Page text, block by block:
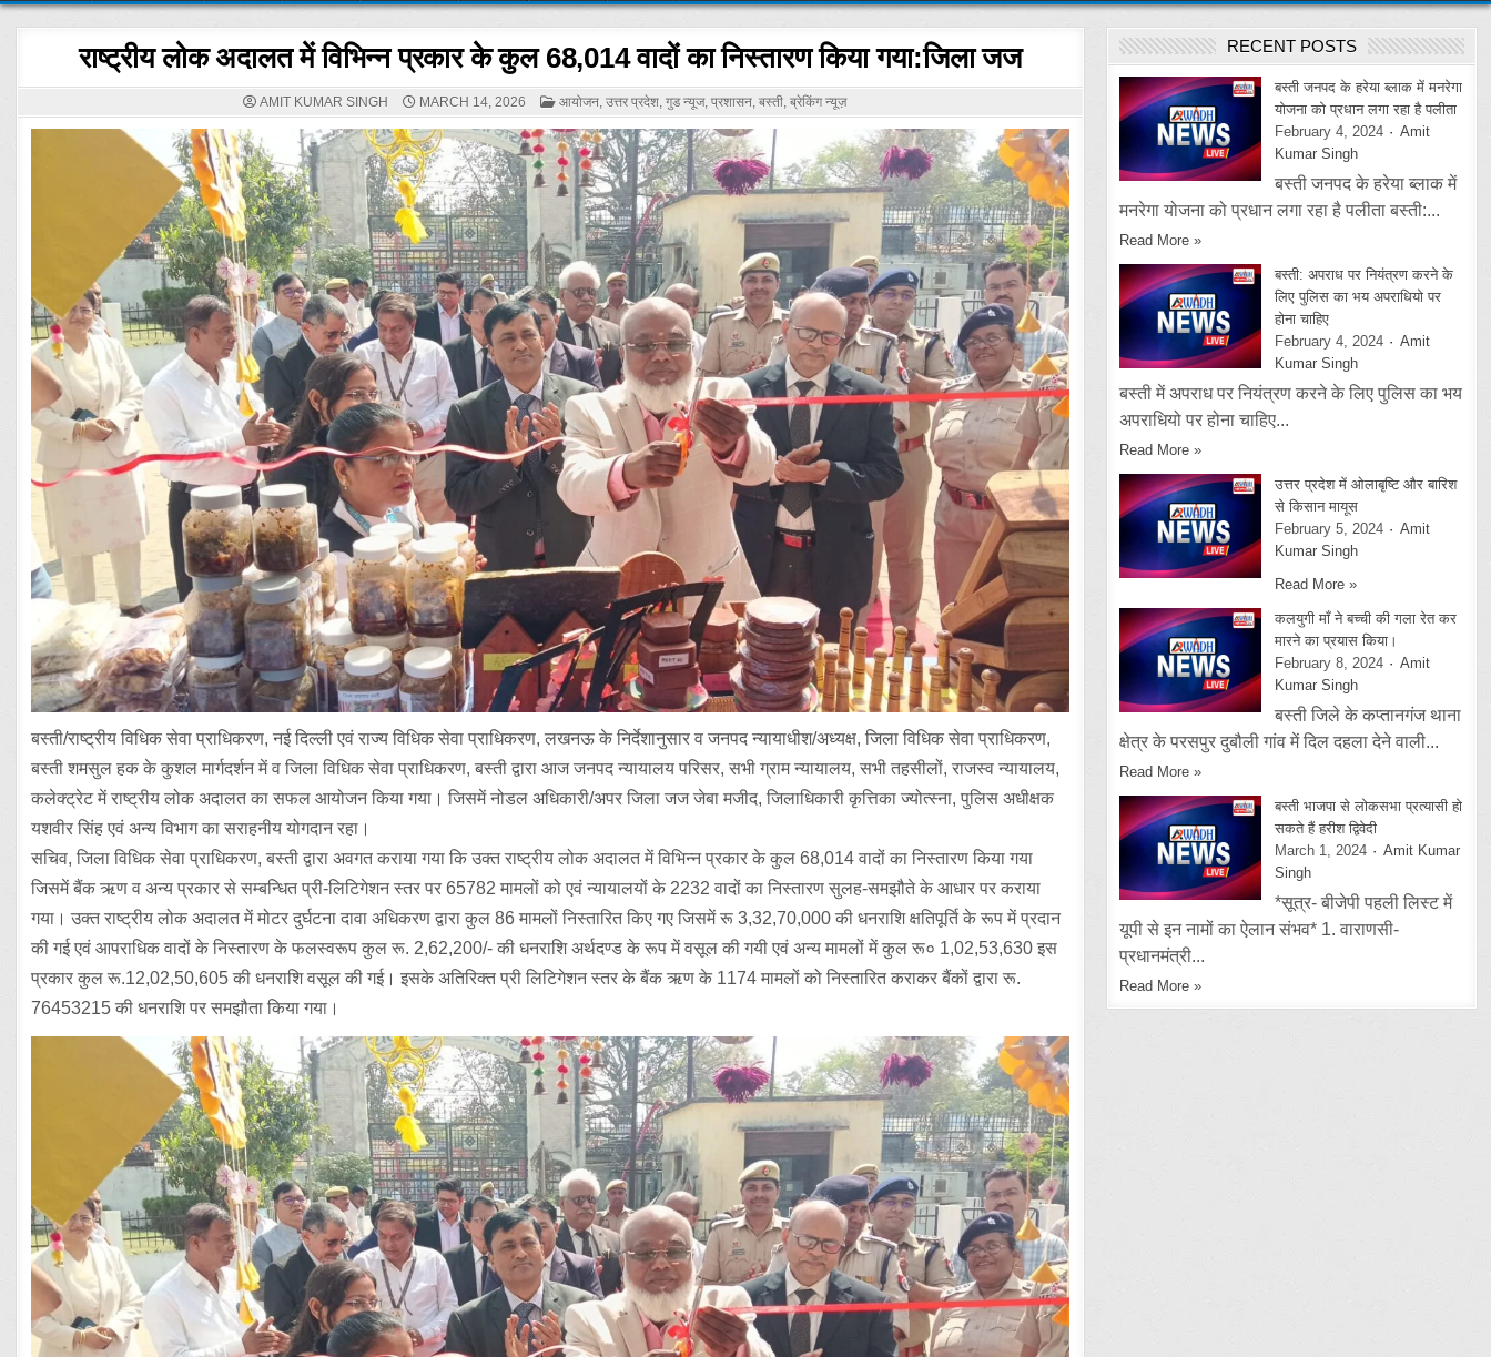
राष्ट्रीय लोक अदालत में विभिन्न प्रकार के कुल 68,014 वादों का निस्तारण किया गया:जिला जज
AMIT KUMAR SINGH MARCH 14, 2026
POSTED
IN
आयोजन, उत्तर प्रदेश, गुड न्यूज, प्रशासन, बस्ती, ब्रेकिंग न्यूज़
बस्ती/राष्ट्रीय विधिक सेवा प्राधिकरण, नई दिल्ली एवं राज्य विधिक सेवा प्राधिकरण, लखनऊ के निर्देशानुसार व जनपद न्यायाधीश/अध्यक्ष, जिला विधिक सेवा प्राधिकरण,
बस्ती शमसुल हक के कुशल मार्गदर्शन में व जिला विधिक सेवा प्राधिकरण, बस्ती द्वारा आज जनपद न्यायालय परिसर, सभी ग्राम न्यायालय, सभी तहसीलों, राजस्व न्यायालय,
कलेक्ट्रेट में राष्ट्रीय लोक अदालत का सफल आयोजन किया गया। जिसमें नोडल अधिकारी/अपर जिला जज जेबा मजीद, जिलाधिकारी कृत्तिका ज्योत्स्ना, पुलिस अधीक्षक
यशवीर सिंह एवं अन्य विभाग का सराहनीय योगदान रहा।
सचिव, जिला विधिक सेवा प्राधिकरण, बस्ती द्वारा अवगत कराया गया कि उक्त राष्ट्रीय लोक अदालत में विभिन्न प्रकार के कुल 68,014 वादों का निस्तारण किया गया
जिसमें बैंक ऋण व अन्य प्रकार से सम्बन्धित प्री-लिटिगेशन स्तर पर 65782 मामलों को एवं न्यायालयों के 2232 वादों का निस्तारण सुलह-समझौते के आधार पर कराया
गया। उक्त राष्ट्रीय लोक अदालत में मोटर दुर्घटना दावा अधिकरण द्वारा कुल 86 मामलों निस्तारित किए गए जिसमें रू 3,32,70,000 की धनराशि क्षतिपूर्ति के रूप में प्रदान
की गई एवं आपराधिक वादों के निस्तारण के फलस्वरूप कुल रू. 2,62,200/- की धनराशि अर्थदण्ड के रूप में वसूल की गयी एवं अन्य मामलों में कुल रू० 1,02,53,630 इस
प्रकार कुल रू.12,02,50,605 की धनराशि वसूल की गई। इसके अतिरिक्त प्री लिटिगेशन स्तर के बैंक ऋण के 1174 मामलों को निस्तारित कराकर बैंकों द्वारा रू.
76453215 की धनराशि पर समझौता किया गया।
RECENT POSTS
बस्ती जनपद के हरेया ब्लाक में मनरेगा
योजना को प्रधान लगा रहा है पलीता
February 4, 2024
Amit
Kumar Singh
बस्ती जनपद के हरेया ब्लाक में
मनरेगा योजना को प्रधान लगा रहा है पलीता बस्ती:...
Read More »
बस्ती: अपराध पर नियंत्रण करने के
लिए पुलिस का भय अपराधियो पर
होना चाहिए
February 4, 2024
Amit
Kumar Singh
बस्ती में अपराध पर नियंत्रण करने के लिए पुलिस का भय
अपराधियो पर होना चाहिए...
Read More »
उत्तर प्रदेश में ओलाबृष्टि और बारिश
से किसान मायूस
February 5, 2024
Amit
Kumar Singh
Read More »
कलयुगी माँ ने बच्ची की गला रेत कर
मारने का प्रयास किया।
February 8, 2024
Amit
Kumar Singh
बस्ती जिले के कप्तानगंज थाना
क्षेत्र के परसपुर दुबौली गांव में दिल दहला देने वाली...
Read More »
बस्ती भाजपा से लोकसभा प्रत्यासी हो
सकते हैं हरीश द्विवेदी
March 1, 2024
Amit Kumar
Singh
*सूत्र- बीजेपी पहली लिस्ट में
यूपी से इन नामों का ऐलान संभव* 1. वाराणसी-
प्रधानमंत्री...
Read More »